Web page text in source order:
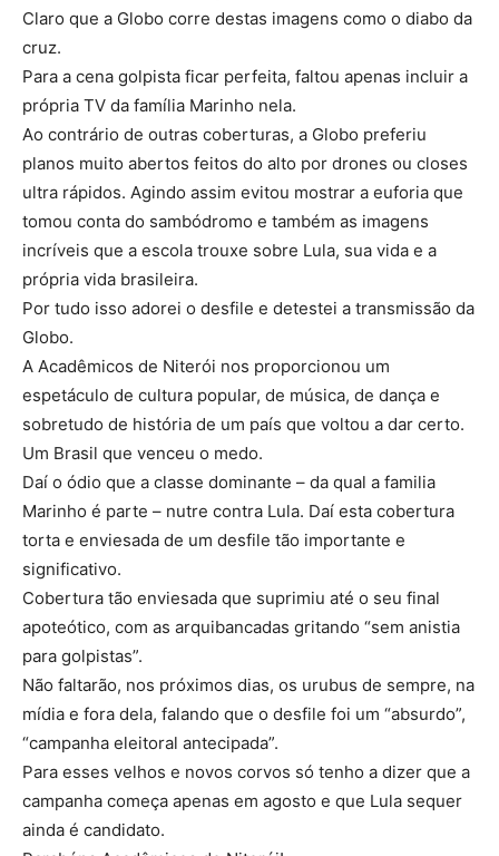
Claro que a Globo corre destas imagens como o diabo da
cruz.
Para a cena golpista ficar perfeita, faltou apenas incluir a
própria TV da família Marinho nela.
Ao contrário de outras coberturas, a Globo preferiu
planos muito abertos feitos do alto por drones ou closes
ultra rápidos. Agindo assim evitou mostrar a euforia que
tomou conta do sambódromo e também as imagens
incríveis que a escola trouxe sobre Lula, sua vida e a
própria vida brasileira.
Por tudo isso adorei o desfile e detestei a transmissão da
Globo.
A Acadêmicos de Niterói nos proporcionou um
espetáculo de cultura popular, de música, de dança e
sobretudo de história de um país que voltou a dar certo.
Um Brasil que venceu o medo.
Daí o ódio que a classe dominante – da qual a familia
Marinho é parte – nutre contra Lula. Daí esta cobertura
torta e enviesada de um desfile tão importante e
significativo.
Cobertura tão enviesada que suprimiu até o seu final
apoteótico, com as arquibancadas gritando “sem anistia
para golpistas”.
Não faltarão, nos próximos dias, os urubus de sempre, na
mídia e fora dela, falando que o desfile foi um “absurdo”,
“campanha eleitoral antecipada”.
Para esses velhos e novos corvos só tenho a dizer que a
campanha começa apenas em agosto e que Lula sequer
ainda é candidato.